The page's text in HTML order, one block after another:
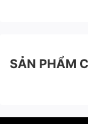
SẢN PHẨM